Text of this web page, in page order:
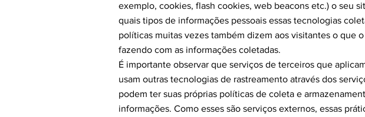
exemplo, cookies, flash cookies, web beacons etc.) o seu
quais tipos de informações pessoais essas tecnologias
políticas muitas vezes também dizem aos visitantes o que
fazendo com as informações coletadas.
É importante observar que serviços de terceiros que
usam outras tecnologias de rastreamento através dos
podem ter suas próprias políticas de coleta e
informações. Como esses são serviços externos, essas